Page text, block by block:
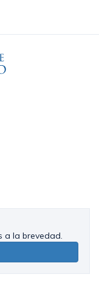
a la brevedad.